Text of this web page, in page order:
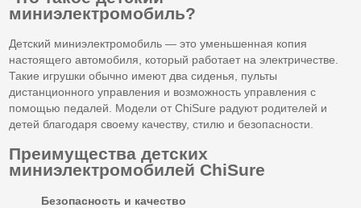
миниэлектромобиль?
Детский миниэлектромобиль — это уменьшенная копия
настоящего автомобиля, который работает на электричестве.
Такие игрушки обычно имеют два сиденья, пульты
дистанционного управления и возможность управления с
помощью педалей. Модели от ChiSure радуют родителей и
детей благодаря своему качеству, стилю и безопасности.
Преимущества детских
миниэлектромобилей ChiSure
Безопасность и качество